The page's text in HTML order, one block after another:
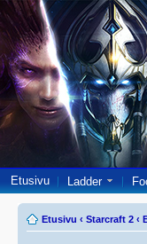
Etusivu Ladder
Etusivu ‹ Starcraft 2 ‹